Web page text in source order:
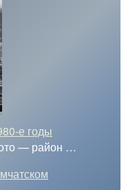
е годы
— район …